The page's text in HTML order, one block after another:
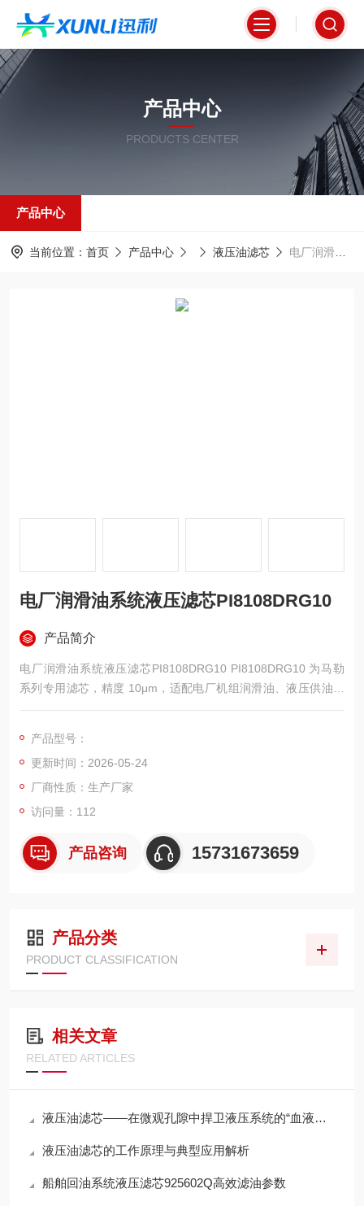
产品中心
PRODUCTS CENTER
产品中心
当前位置： 首页 产品中心 液压油滤芯 电厂润滑油系统液压滤芯PI8108DRG10
电厂润滑油系统液压滤芯PI8108DRG10
产品简介
电厂润滑油系统液压滤芯PI8108DRG10 PI8108DRG10 为马勒
系列专用滤芯，精度 10μm，适配电厂机组润滑油、液压供油系
统。采用玻纤折叠滤材搭配加固防护结构，专门过滤油液中铁
应用于钢厂、重工润滑油路，国产滤芯可原装位互换替换。
产品型号：
更新时间：2026-05-24
厂商性质：生产厂家
访问量：112
产品咨询 15731673659
产品分类
PRODUCT CLASSIFICATION
相关文章
RELATED ARTICLES
液压油滤芯——在微观孔隙中捍卫液压系统的“血液纯净”
液压油滤芯的工作原理与典型应用解析
船舶回油系统液压滤芯925602Q高效滤油参数